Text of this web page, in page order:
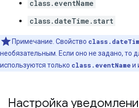
class.eventName
class.dateTime.start
Примечание. Свойство
необязательным. Если оно не задано, то
используются только class.eventNameи
Настройка